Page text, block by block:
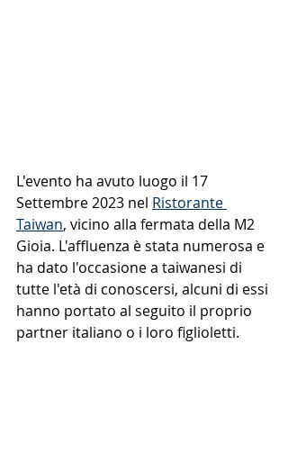
L'evento ha avuto luogo il 17
Settembre 2023 nel Ristorante
Taiwan, vicino alla fermata della M2
Gioia. L'affluenza è stata numerosa e
ha dato l'occasione a taiwanesi di
tutte l'età di conoscersi, alcuni di essi
hanno portato al seguito il proprio
partner italiano o i loro figlioletti.